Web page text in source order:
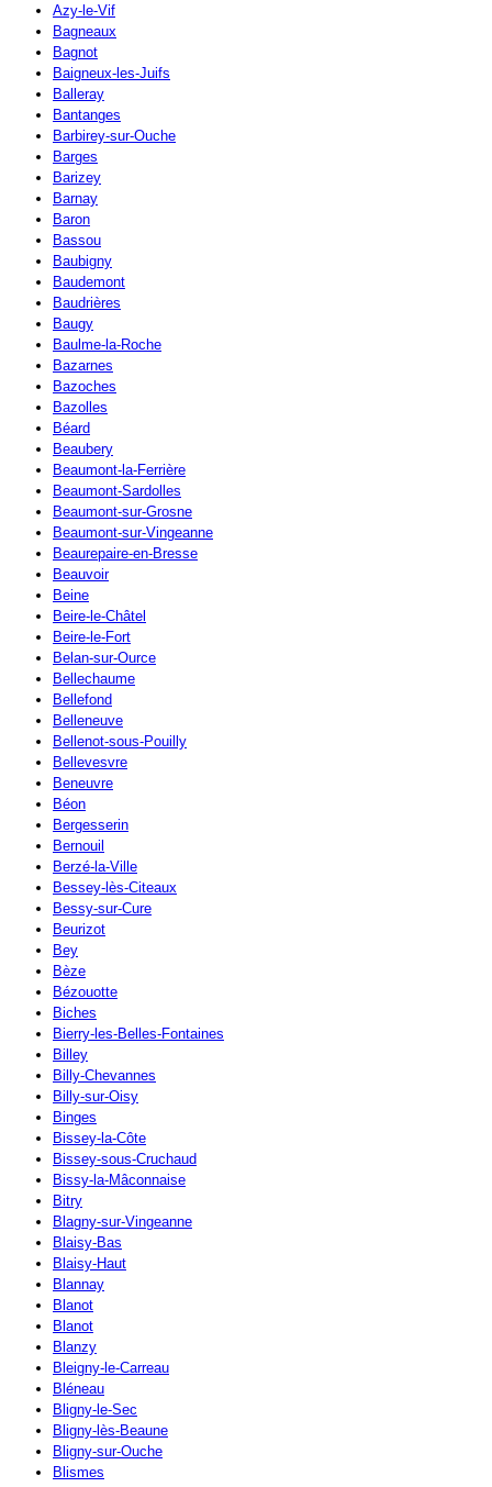
Azy-le-Vif
Bagneaux
Bagnot
Baigneux-les-Juifs
Balleray
Bantanges
Barbirey-sur-Ouche
Barges
Barizey
Barnay
Baron
Bassou
Baubigny
Baudemont
Baudrières
Baugy
Baulme-la-Roche
Bazarnes
Bazoches
Bazolles
Béard
Beaubery
Beaumont-la-Ferrière
Beaumont-Sardolles
Beaumont-sur-Grosne
Beaumont-sur-Vingeanne
Beaurepaire-en-Bresse
Beauvoir
Beine
Beire-le-Châtel
Beire-le-Fort
Belan-sur-Ource
Bellechaume
Bellefond
Belleneuve
Bellenot-sous-Pouilly
Bellevesvre
Beneuvre
Béon
Bergesserin
Bernouil
Berzé-la-Ville
Bessey-lès-Citeaux
Bessy-sur-Cure
Beurizot
Bey
Bèze
Bézouotte
Biches
Bierry-les-Belles-Fontaines
Billey
Billy-Chevannes
Billy-sur-Oisy
Binges
Bissey-la-Côte
Bissey-sous-Cruchaud
Bissy-la-Mâconnaise
Bitry
Blagny-sur-Vingeanne
Blaisy-Bas
Blaisy-Haut
Blannay
Blanot
Blanot
Blanzy
Bleigny-le-Carreau
Bléneau
Bligny-le-Sec
Bligny-lès-Beaune
Bligny-sur-Ouche
Blismes